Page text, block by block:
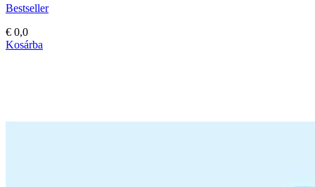
Bestseller
€ 0,0
Kosárba